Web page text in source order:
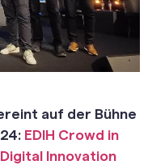
auf der Bühne
EDIH Crowd in
Digital Innovation